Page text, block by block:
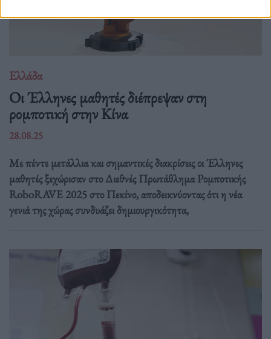
Ελλάδα
Οι Έλληνες μαθητές διέπρεψαν στη
ρομποτική στην Κίνα
28.08.25
Με πέντε μετάλλια και σημαντικές διακρίσεις οι Έλληνες
μαθητές ξεχώρισαν στο Διεθνές Πρωτάθλημα Ρομποτικής
RoboRAVE 2025 στο Πεκίνο, αποδεικνύοντας ότι η νέα
γενιά της χώρας συνδυάζει δημιουργικότητα,